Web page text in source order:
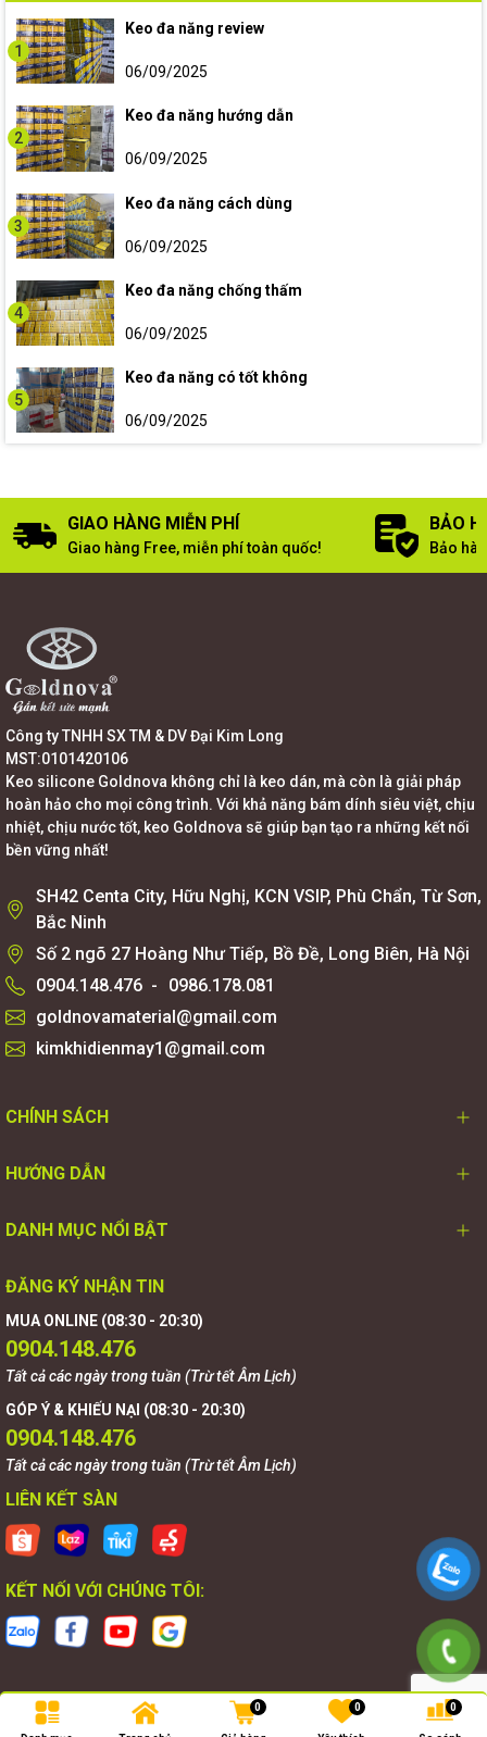
1
Keo đa năng review
06/09/2025
2
Keo đa năng hướng dẫn
06/09/2025
3
Keo đa năng cách dùng
06/09/2025
4
Keo đa năng chống thấm
06/09/2025
5
Keo đa năng có tốt không
06/09/2025
GIAO HÀNG MIỄN PHÍ
Giao hàng Free, miễn phí toàn quốc!
BẢO
Bảo
Công ty TNHH SX TM & DV Đại Kim Long
MST:0101420106
Keo silicone Goldnova không chỉ là keo dán, mà còn là giải pháp
hoàn hảo cho mọi công trình. Với khả năng bám dính siêu việt, chịu
nhiệt, chịu nước tốt, keo Goldnova sẽ giúp bạn tạo ra những kết nối
bền vững nhất!
SH42 Centa City, Hữu Nghị, KCN VSIP, Phù Chẩn, Từ Sơn,
Bắc Ninh
Số 2 ngõ 27 Hoàng Như Tiếp, Bồ Đề, Long Biên, Hà Nội
0904.148.476 -
0986.178.081
goldnovamaterial@gmail.com
kimkhidienmay1@gmail.com
CHÍNH SÁCH
HƯỚNG DẪN
DANH MỤC NỔI BẬT
ĐĂNG KÝ NHẬN TIN
MUA ONLINE (08:30 - 20:30)
0904.148.476
Tất cả các ngày trong tuần (Trừ tết Âm Lịch)
GÓP Ý & KHIẾU NẠI (08:30 - 20:30)
0904.148.476
Tất cả các ngày trong tuần (Trừ tết Âm Lịch)
LIÊN KẾT SÀN
KẾT NỐI VỚI CHÚNG TÔI:
Bản quyền thuộc về Goldnova
0 0 0